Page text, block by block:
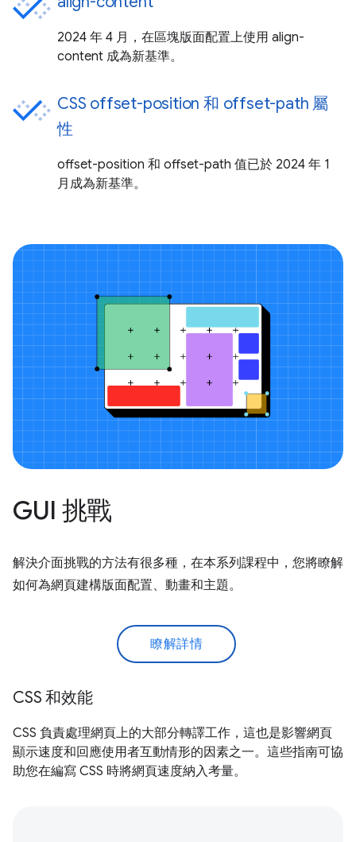
2024 年 4 月，在區塊版面配置上使用 align-
content 成為新基準。
CSS offset-position 和 offset-path 屬
性
offset-position 和 offset-path 值已於 2024 年 1
月成為新基準。
GUI 挑戰
解決介面挑戰的方法有很多種，在本系列課程中，您將瞭解
如何為網頁建構版面配置、動畫和主題。
瞭解詳情
CSS 和效能
CSS 負責處理網頁上的大部分轉譯工作，這也是影響網頁
顯示速度和回應使用者互動情形的因素之一。這些指南可協
助您在編寫 CSS 時將網頁速度納入考量。